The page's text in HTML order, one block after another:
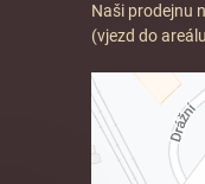
Naši prodejnu
(vjezd do